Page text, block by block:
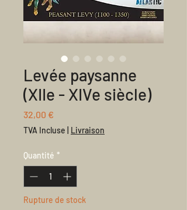
Levée paysanne
(XIIe - XIVe siècle)
32,00 €
TVA Incluse Livraison
Quantité *
Rupture de stock